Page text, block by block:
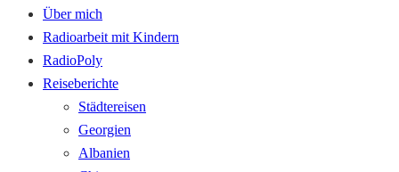
Über mich
Radioarbeit mit Kindern
RadioPoly
Reiseberichte
Städtereisen
Georgien
Albanien